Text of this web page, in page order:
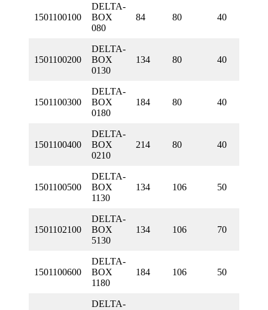
1501100100
DELTA-
BOX
080
84 80 40
1501100200
DELTA-
BOX
0130
134 80 40
1501100300
DELTA-
BOX
0180
184 80 40
1501100400
DELTA-
BOX
0210
214 80 40
1501100500
DELTA-
BOX
1130
134 106 50
1501102100
DELTA-
BOX
5130
134 106 70
1501100600
DELTA-
BOX
1180
184 106 50
DELTA-